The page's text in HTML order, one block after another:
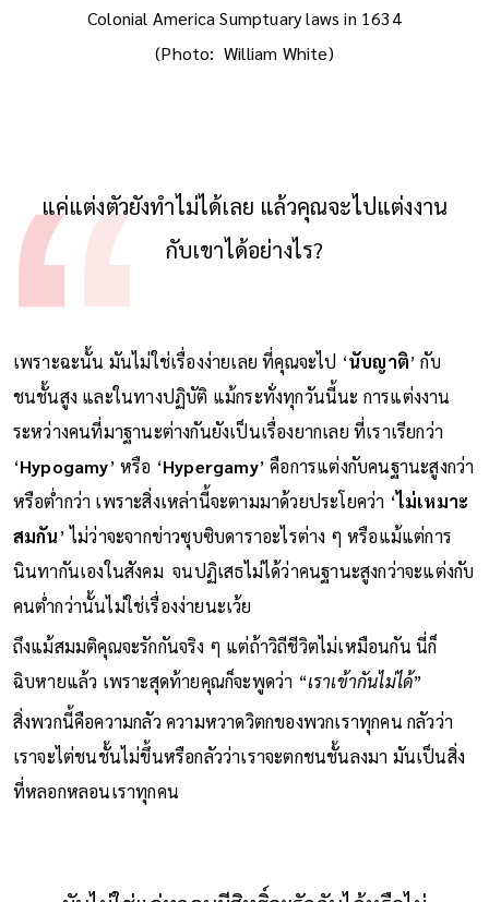
Colonial America Sumptuary laws in 1634
(Photo: William White)
แค่แต่งตัวยังทำไม่ได้เลย แล้วคุณจะไปแต่งงาน
กับเขาได้อย่างไร?
เพราะฉะนั้น มันไม่ใช่เรื่องง่ายเลย ที่คุณจะไป ‘นับญาติ’ กับ
ชนชั้นสูง และในทางปฏิบัติ แม้กระทั่งทุกวันนี้นะ การแต่งงาน
ระหว่างคนที่มาฐานะต่างกันยังเป็นเรื่องยากเลย ที่เราเรียกว่า
‘Hypogamy’ หรือ ‘Hypergamy’ คือการแต่งกับคนฐานะสูงกว่า
หรือต่ำกว่า เพราะสิ่งเหล่านี้จะตามมาด้วยประโยคว่า ‘ไม่เหมาะ
สมกัน’ ไม่ว่าจะจากข่าวซุบซิบดาราอะไรต่าง ๆ หรือแม้แต่การ
นินทากันเองในสังคม จนปฏิเสธไม่ได้ว่าคนฐานะสูงกว่าจะแต่งกับ
คนต่ำกว่านั้นไม่ใช่เรื่องง่ายนะเว้ย
ถึงแม้สมมติคุณจะรักกันจริง ๆ แต่ถ้าวิถีชีวิตไม่เหมือนกัน นี่ก็
ฉิบหายแล้ว เพราะสุดท้ายคุณก็จะพูดว่า “เราเข้ากันไม่ได้”
สิ่งพวกนี้คือความกลัว ความหวาดวิตกของพวกเราทุกคน กลัวว่า
เราจะไต่ชนชั้นไม่ขึ้นหรือกลัวว่าเราจะตกชนชั้นลงมา มันเป็นสิ่ง
ที่หลอกหลอนเราทุกคน